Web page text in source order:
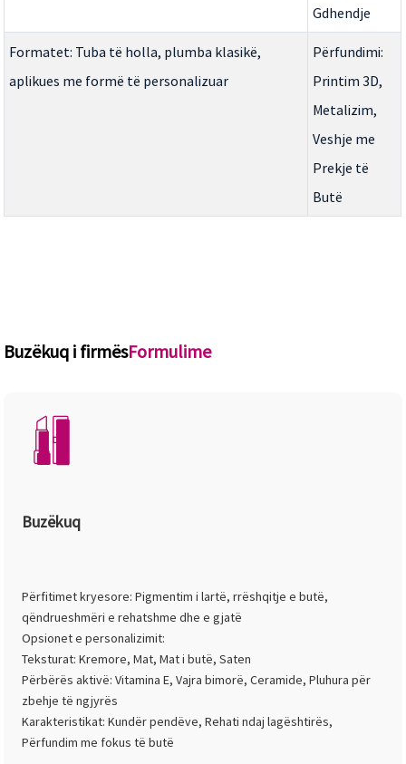
Gdhendje
Formatet: Tuba të holla, plumba klasikë,
aplikues me formë të personalizuar
Përfundimi:
Printim 3D,
Metalizim,
Veshje me
Prekje të
Butë
Buzëkuq i firmësFormulime
Buzëkuq
Përfitimet kryesore: Pigmentim i lartë, rrëshqitje e butë,
qëndrueshmëri e rehatshme dhe e gjatë
Opsionet e personalizimit:
Teksturat: Kremore, Mat, Mat i butë, Saten
Përbërës aktivë: Vitamina E, Vajra bimorë, Ceramide, Pluhura për
zbehje të ngjyrës
Karakteristikat: Kundër pendëve, Rehati ndaj lagështirës, ​​
Përfundim me fokus të butë